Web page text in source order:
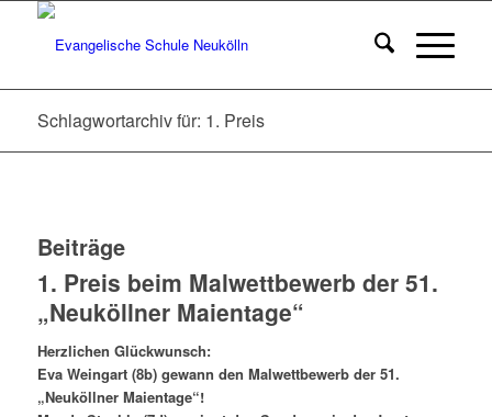
Schlagwortarchiv für: 1. Preis
Beiträge
1. Preis beim Malwettbewerb der 51.
„Neuköllner Maientage“
Herzlichen Glückwunsch:
Eva Weingart (8b) gewann den Malwettbewerb der 51.
„Neuköllner Maientage“!